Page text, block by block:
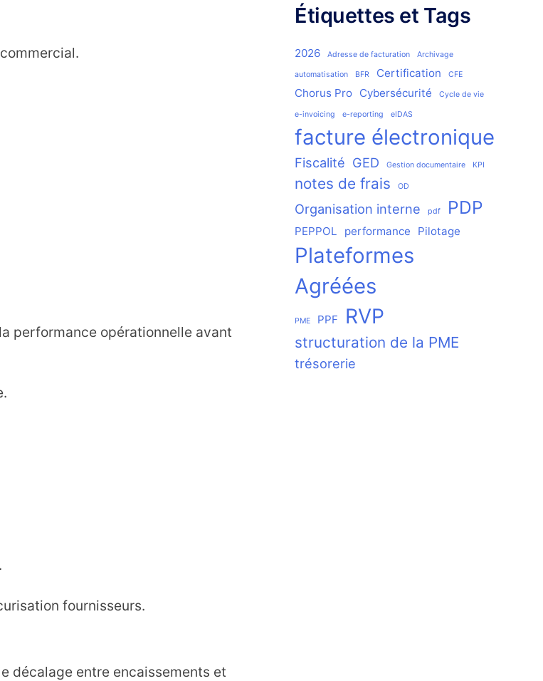
performance opérationnelle avant
fournisseurs.
décalage entre encaissements et
Étiquettes et Tags
2026 Adresse de facturation Archivage
automatisation BFR Certification CFE
Chorus Pro Cybersécurité Cycle de vie
e-invoicing e-reporting eIDAS
facture électronique
Fiscalité GED Gestion documentaire KPI
notes de frais OD
Organisation interne pdf PDP
PEPPOL performance Pilotage
Plateformes
Agréées
PME PPF RVP
structuration de la PME
trésorerie